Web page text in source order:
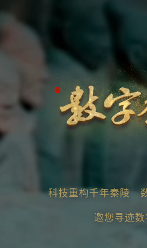
科技重构千年秦陵
邀您寻迹数